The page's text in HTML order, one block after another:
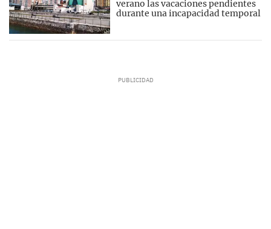
verano las vacaciones pendientes
durante una incapacidad temporal